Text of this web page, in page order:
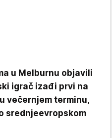
u Melburnu objavili
igrač izađi prvi na
večernjem terminu,
srednjeevropskom